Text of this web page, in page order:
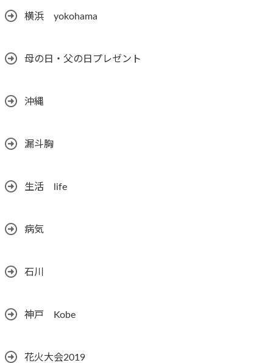
横浜 yokohama
母の日・父の日プレゼント
沖縄
漏斗胸
生活 life
病気
石川
神戸 Kobe
花火大会2019